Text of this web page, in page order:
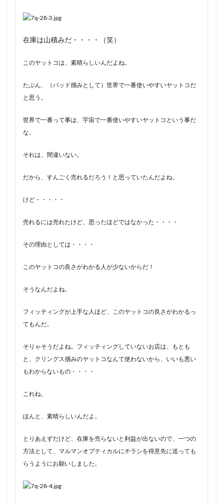
在庫は山積みだ・・・・（笑）
このヤットコは、素晴らしいんだよね。
たぶん、（パッド掴みとして）世界で一番使いやすいヤットコだ
と思う。
世界で一番って事は、宇宙で一番使いやすいヤットコという事だ
な。
それは、間違いない。
だから、すんごく売れるだろう！と思っていたんだよね。
けど・・・・・
売れるには売れたけど、思ったほどではなかった・・・・
その理由としては・・・・
このヤットコの良さがわかる人が少ないからだ！
そうなんだよね。
フィッティングが上手な人ほど、このヤットコの良さがわかるっ
てもんだ。
そりゃそうだよね。フィッティングしていないお店は、もとも
と、クリングス掴みのヤットコなんて使わないから、いいも悪い
もわからないもの・・・・
これね。
ほんと、素晴らしいんだよ。
とりあえずだけど、在庫を売らないと利益が出ないので、一つの
方法として、マルマンオプティカルにチラシを得意先に送っても
らうようにお願いしました。